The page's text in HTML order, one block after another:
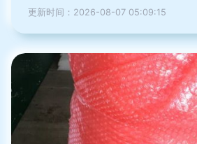
更新时间：2026-08-07 05:09:15